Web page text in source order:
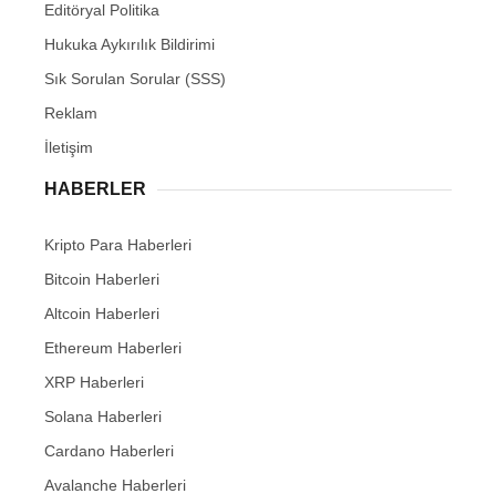
Editöryal Politika
Hukuka Aykırılık Bildirimi
Sık Sorulan Sorular (SSS)
Reklam
İletişim
HABERLER
Kripto Para Haberleri
Bitcoin Haberleri
Altcoin Haberleri
Ethereum Haberleri
XRP Haberleri
Solana Haberleri
Cardano Haberleri
Avalanche Haberleri